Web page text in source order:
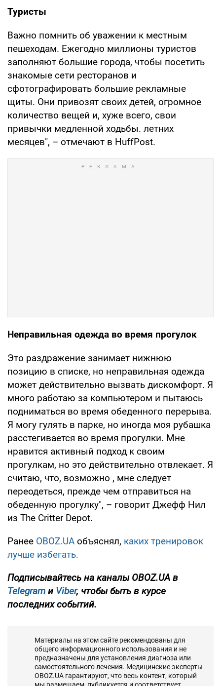
Туристы
Важно помнить об уважении к местным
пешеходам. Ежегодно миллионы туристов
заполняют большие города, чтобы посетить
знакомые сети ресторанов и
сфотографировать большие рекламные
щиты. Они привозят своих детей, огромное
количество вещей и, хуже всего, свои
привычки медленной ходьбы. летних
месяцев", – отмечают в HuffPost.
Неправильная одежда во время прогулок
Это раздражение занимает нижнюю
позицию в списке, но неправильная одежда
может действительно вызвать дискомфорт. Я
много работаю за компьютером и пытаюсь
подниматься во время обеденного перерыва.
Я могу гулять в парке, но иногда моя рубашка
расстегивается во время прогулки. Мне
нравится активный подход к своим
прогулкам, но это действительно отвлекает. Я
считаю, что, возможно , мне следует
переодеться, прежде чем отправиться на
обеденную прогулку", – говорит Джефф Нил
из The Critter Depot.
Ранее OBOZ.UA объяснял, каких тренировок
лучше избегать.
Подписывайтесь на каналы OBOZ.UA в
Telegram и Viber, чтобы быть в курсе
последних событий.
Материалы на этом сайте рекомендованы для
общего информационного использования и не
предназначены для установления диагноза или
самостоятельного лечения. Медицинские эксперты
OBOZ.UA гарантируют, что весь контент, который
мы размещаем, публикуется и соответствует